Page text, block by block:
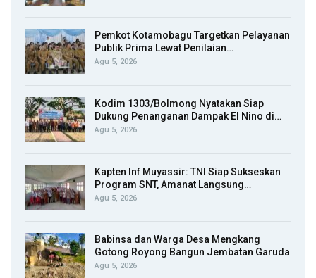
Pemkot Kotamobagu Targetkan Pelayanan
Publik Prima Lewat Penilaian…
Agu 5, 2026
Kodim 1303/Bolmong Nyatakan Siap
Dukung Penanganan Dampak El Nino di…
Agu 5, 2026
Kapten Inf Muyassir: TNI Siap Sukseskan
Program SNT, Amanat Langsung…
Agu 5, 2026
Babinsa dan Warga Desa Mengkang
Gotong Royong Bangun Jembatan Garuda
Agu 5, 2026